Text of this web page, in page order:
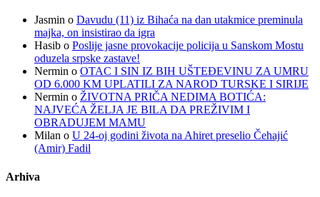
Jasmin o Davudu (11) iz Bihaća na dan utakmice preminula
majka, on insistirao da igra
Hasib o Poslije jasne provokacije policija u Sanskom Mostu
oduzela srpske zastave!
Nermin o OTAC I SIN IZ BIH UŠTEĐEVINU ZA UMRU
OD 6.000 KM UPLATILI ZA NAROD TURSKE I SIRIJE
Nermin o ŽIVOTNA PRIČA NEDIMA BOTIĆA:
NAJVEĆA ŽELJA JE BILA DA PREŽIVIM I
OBRADUJEM MAMU
Milan o U 24-oj godini života na Ahiret preselio Čehajić
(Amir) Fadil
Arhiva